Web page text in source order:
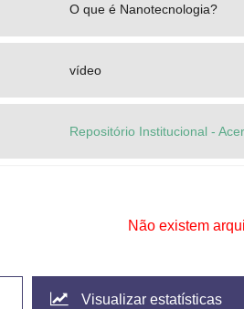
O que é Nanotecnologia?
vídeo
Repositório Institucional -
Não existem
Visualizar estatísticas